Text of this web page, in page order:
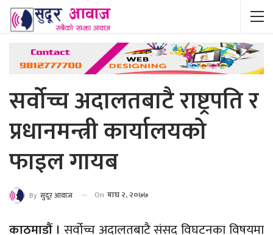
सर्वोच्च अदालतबाटै राष्ट्रपति र
प्रधानमन्त्री कार्यालयको
फाइल गायब
By सुदूर आवाज On माघ २, २०७७
काठमाडौं । सर्वोच्च अदालतबाटै संसद विघटनका विषयमा